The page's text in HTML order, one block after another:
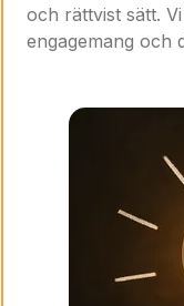
och rättvist sätt.
engagemang och